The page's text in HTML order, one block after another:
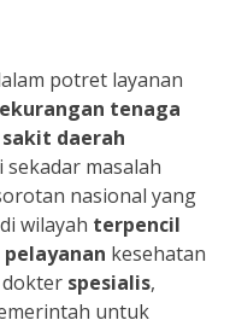
potret layanan
tenaga
daerah
masalah
nasional yang
wilayah terpencil
pelayanan kesehatan
spesialis,
untuk